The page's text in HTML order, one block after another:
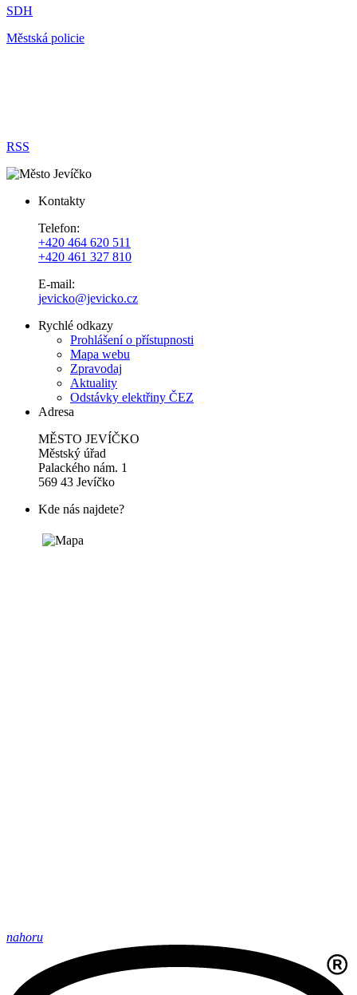
SDH
Městská policie
RSS
Kontakty
Telefon:
+420 464 620 511
+420 461 327 810
E-mail:
jevicko@jevicko.cz
Rychlé odkazy
Prohlášení o přístupnosti
Mapa webu
Zpravodaj
Aktuality
Odstávky elektřiny ČEZ
Adresa
MĚSTO JEVÍČKO
Městský úřad
Palackého nám. 1
569 43 Jevíčko
Kde nás najdete?
nahoru